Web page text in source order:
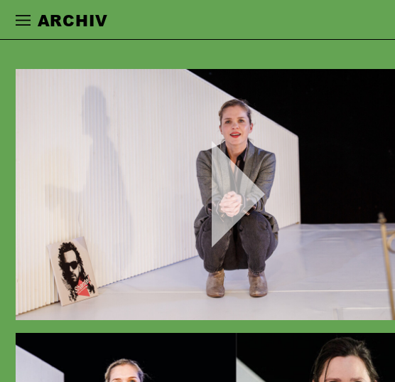
Zur Hauptnavigation springen
ARCHIV
Play
Video